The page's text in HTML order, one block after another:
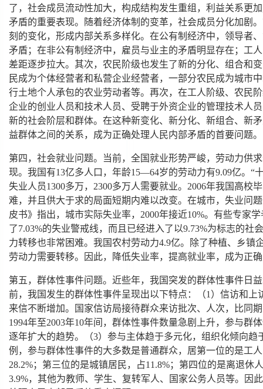
了，社会成员流动性加大，构成结构发生重组，利益关系更
矛盾的重要表现。随着经济体制的变革，社会成员分化加剧
刻的变化，形成内部关系多样化。在公有制经济中，领导者
矛盾；在非公有制经济中，雇员与业主的矛盾明显存在；工
差距逐步拉大。其次，农民阶级也发生了新的分化、组合和
民成为个体经营者和私营企业经营者，一部分农民成为城市
行土地个人承包的农业劳动者等。再次，在工人阶级、农民
企业的创业人员和技术人员、受聘于外资企业的管理技术人
新的社会阶层和群体。在这种新变化、新分化、新组合、新
益群体之间的关系，成为正确处理人民内部矛盾的首要问题。
第四，社会就业问题。当前，全国就业形势严峻，劳动力供
现。我国有13亿多人口，年龄15—64岁的劳动力有9.09亿。“
失业人员1300多万，2300多万人需要就业。2006年我国高校
难，并且供大于求的局面短期内难以改变。在城市，失业问
皮书》指出，城市实际失业率，2000年接近10%。有些专家
了7.03%的失业警戒线，而且已经进入了以9.73%为标志的社
力转移也非常困难。我国农村劳动力4.9亿。除了种植、乡镇
劳动力需要转移。因此，降低失业率，提高就业率，成为正
第五，群体性事件问题。近些年，我国突发的群体性事件日
前，我国发生的群体性事件呈现出以下特点：（1）信访和
来信不断增加。国家信访局接待群众来访批次、人次，比同
1994年至2003年10年间，群体性事件数量急剧上升，参与群
逐年扩大的趋势。（3）参与主体趋于多元化，组织化倾向趋
例，参与群体性事件的大多数是普通群众，居第一位的是工
28.2%；第三位的是城镇居民，占11.8%；第四位的是离退休
3.9%，其他为教师、学生、复转军人、国家公务人员等。因